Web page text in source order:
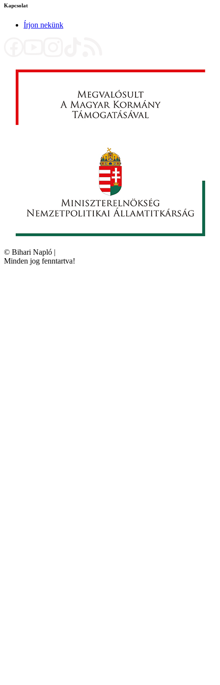
Kapcsolat
Írjon nekünk
© Bihari Napló |
Minden jog fenntartva!